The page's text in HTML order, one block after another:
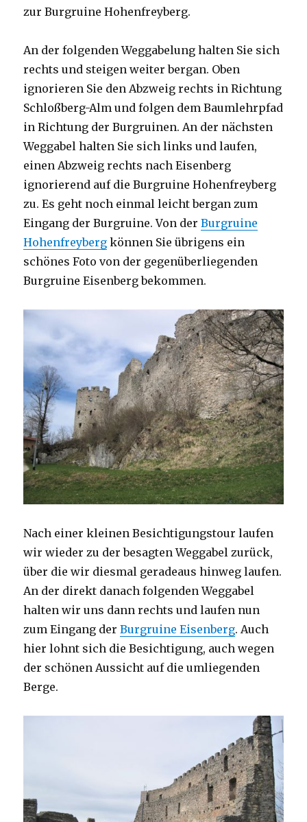
zur Burgruine Hohenfreyberg.
An der folgenden Weggabelung halten Sie sich
rechts und steigen weiter bergan. Oben
ignorieren Sie den Abzweig rechts in Richtung
Schloßberg-Alm und folgen dem Baumlehrpfad
in Richtung der Burgruinen. An der nächsten
Weggabel halten Sie sich links und laufen,
einen Abzweig rechts nach Eisenberg
ignorierend auf die Burgruine Hohenfreyberg
zu. Es geht noch einmal leicht bergan zum
Eingang der Burgruine. Von derBurgruine
Hohenfreyberg können Sie übrigens ein
schönes Foto von der gegenüberliegenden
Burgruine Eisenberg bekommen.
Nach einer kleinen Besichtigungstour laufen
wir wieder zu der besagten Weggabel zurück,
über die wir diesmal geradeaus hinweg laufen.
An der direkt danach folgenden Weggabel
halten wir uns dann rechts und laufen nun
zum Eingang derBurgruine Eisenberg. Auch
hier lohnt sich die Besichtigung, auch wegen
der schönen Aussicht auf die umliegenden
Berge.